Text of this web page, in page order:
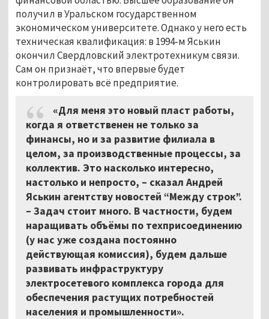
получил в Уральском государственном
экономическом университете. Однако у него есть
техническая квалификация: в 1994-м Яськин
окончил Свердловский электротехникум связи.
Сам он признаёт, что впервые будет
контролировать всё предприятие.
«Для меня это новый пласт работы,
когда я ответственен не только за
финансы, но и за развитие филиала в
целом, за производственные процессы, за
коллектив. Это насколько интересно,
настолько и непросто, – сказал Андрей
Яськин агентству новостей “Между строк”.
– Задач стоит много. В частности, будем
наращивать объёмы по техприсоединению
(у нас уже создана постоянно
действующая комиссия), будем дальше
развивать инфраструктуру
электросетевого комплекса города для
обеспечения растущих потребностей
населения и промышленности».